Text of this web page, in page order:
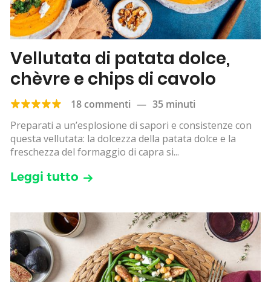
Vellutata di patata dolce,
chèvre e chips di cavolo
18 commenti — 35 minuti
Preparati a un’esplosione di sapori e consistenze con
questa vellutata: la dolcezza della patata dolce e la
freschezza del formaggio di capra si...
Leggi tutto